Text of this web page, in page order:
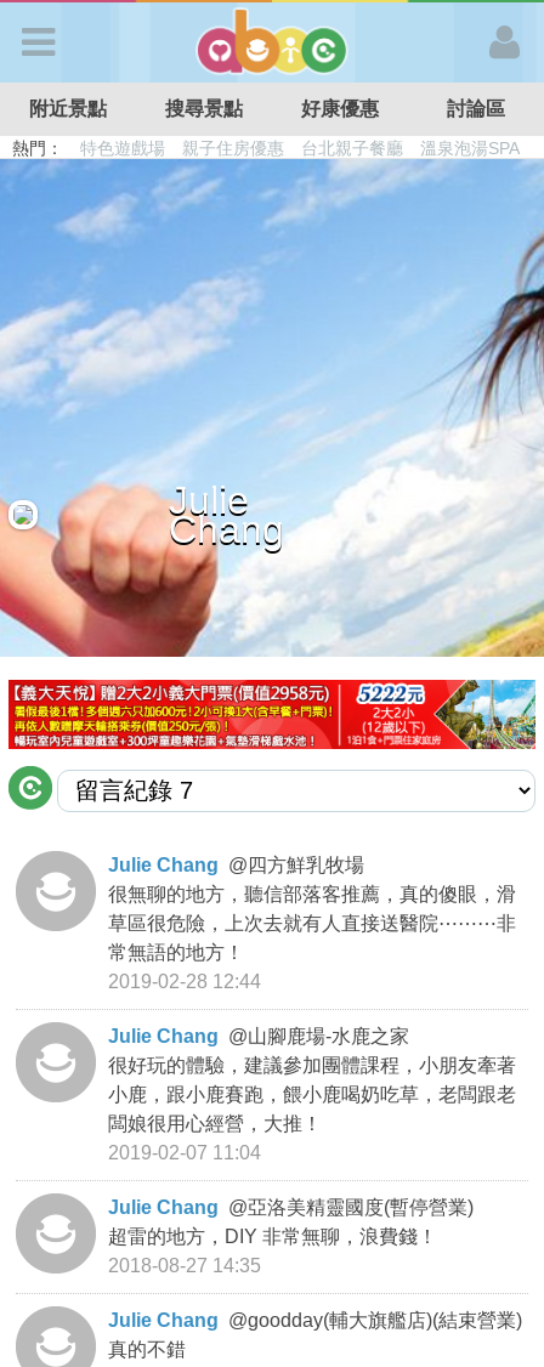
APP登入
首 頁
搜尋景點
好康優惠
最新留言
商家合作
推薦景點
討論區
聯絡我們
APP下載
附近景點 搜尋景點 好康優惠 討論區
熱門： 溜滑梯民宿 觀光工廠 DIY摘果
日本親子景點
特色遊戲場
親子住房優惠 台北親子餐廳 溫泉泡湯SPA
Julie
Chang
Julie Chang @ 四方鮮乳牧場
很無聊的地方，聽信部落客推薦，真的傻眼，滑
草區很危險，上次去就有人直接送醫院⋯⋯⋯非
常無語的地方！
2019-02-28 12:44
Julie Chang @山腳鹿場-水鹿之家
很好玩的體驗，建議參加團體課程，小朋友牽著
小鹿，跟小鹿賽跑，餵小鹿喝奶吃草，老闆跟老
闆娘很用心經營，大推！
2019-02-07 11:04
Julie Chang @亞洛美精靈國度(暫停營業)
超雷的地方，DIY 非常無聊，浪費錢！
2018-08-27 14:35
Julie Chang @goodday(輔大旗艦店)(結束營業)
真的不錯